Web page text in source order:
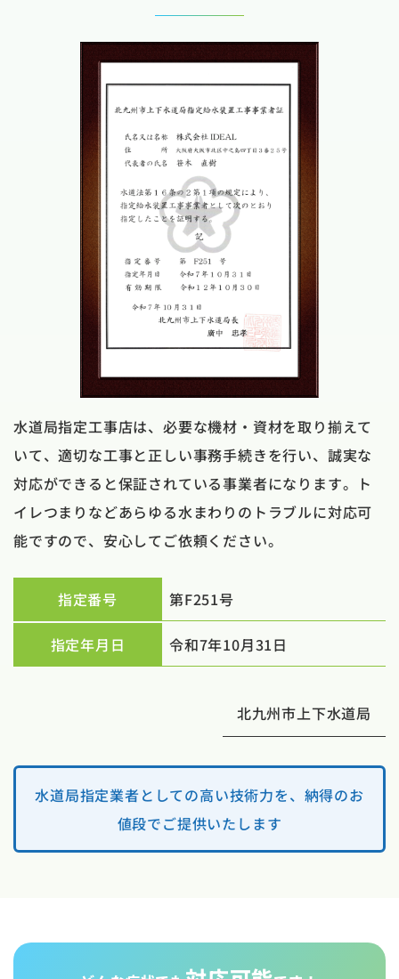
水道局指定工事店は、必要な機材・資材を取り揃えて
いて、適切な工事と正しい事務手続きを行い、誠実な
対応ができると保証されている事業者になります。ト
イレつまりなどあらゆる水まわりのトラブルに対応可
能ですので、安心してご依頼ください。
指定番号 第F251号
指定年月日 令和7年10月31日
北九州市上下水道局
水道局指定業者としての高い技術力を、納得のお
値段でご提供いたします